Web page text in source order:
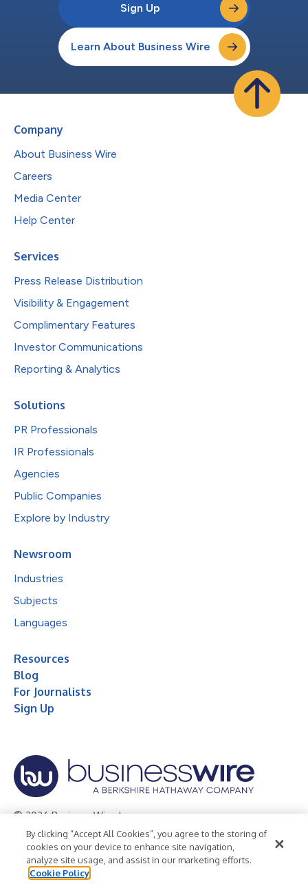
Sign Up
Learn About Business Wire
Company
About Business Wire
Careers
Media Center
Help Center
Services
Press Release Distribution
Visibility & Engagement
Complimentary Features
Investor Communications
Reporting & Analytics
Solutions
PR Professionals
IR Professionals
Agencies
Public Companies
Explore by Industry
Newsroom
Industries
Subjects
Languages
Resources
Blog
For Journalists
Sign Up
© 2026 Business Wire, Inc.
Privacy Policy Cookie Policy
Accessibility Statement
Terms of Use
Legal
By clicking “Accept All Cookies”, you agree to the storing of
cookies on your device to enhance site navigation,
analyze site usage, and assist in our marketing efforts.
Cookie Policy